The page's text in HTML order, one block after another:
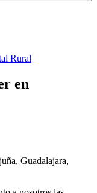
Rural
en